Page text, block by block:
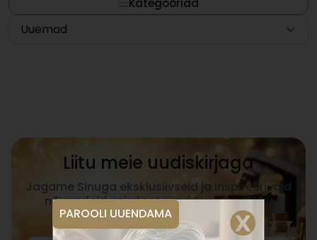
Kategooriad
Uuemad
Liitu meie uudiskirjaga
Jagame Sinuga eksklusiivseid ja inspireerivaid
nõuandeid, mis toetavad Sinu teadlikku
elustiili.
PAROOLI UUENDAMA